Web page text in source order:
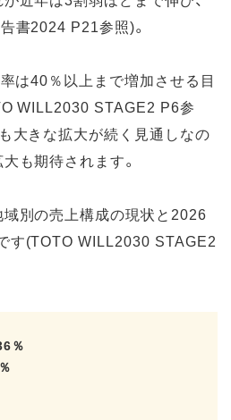
書2024 P21参照)。
は40％以上まで増加させる目
WILL2030 STAGE2 P6参
大きな拡大が続く見通しなの
も期待されます。
域別の売上構成の現状と2026
す(TOTO WILL2030 STAGE2
％